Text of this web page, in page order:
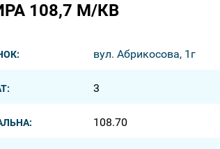
108,7 М/КВ
вул. Абрикосова, 1г
3
108.70